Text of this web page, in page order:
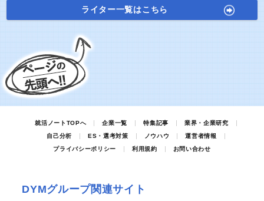
ライター一覧はこちら
就活ノートTOPへ 企業一覧 特集記事
業界・企業研究
自己分析
ES・選考対策 ノウハウ
運営者情報
プライバシーポリシー
利用規約 お問い合わせ
DYMグループ関連サイト